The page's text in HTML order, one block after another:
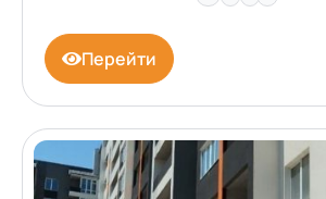
Перейти